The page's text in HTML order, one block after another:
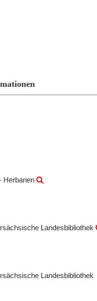
Herbarien
Landesbibliothek
Landesbibliothek